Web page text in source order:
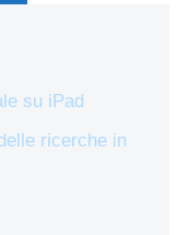
su iPad
ricerche in